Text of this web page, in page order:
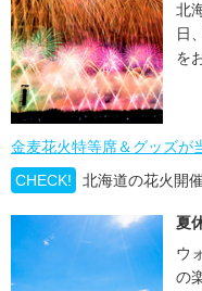
北
日
を
金麦花火特等席＆グッズが
CHECK!
北海道の花火開
夏
ウ
の